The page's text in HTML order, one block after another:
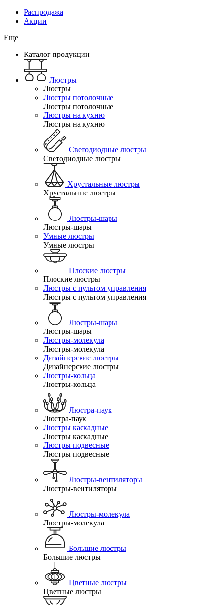
Распродажа
Акции
Еще
Каталог продукции
Люстры
Люстры
Люстры потолочные
Люстры потолочные
Люстры на кухню
Люстры на кухню
Светодиодные люстры
Светодиодные люстры
Хрустальные люстры
Хрустальные люстры
Люстры-шары
Люстры-шары
Умные люстры
Умные люстры
Плоские люстры
Плоские люстры
Люстры с пультом управления
Люстры с пультом управления
Люстры-шары
Люстры-шары
Люстры-молекула
Люстры-молекула
Дизайнерские люстры
Дизайнерские люстры
Люстры-кольца
Люстры-кольца
Люстра-паук
Люстра-паук
Люстры каскадные
Люстры каскадные
Люстры подвесные
Люстры подвесные
Люстры-вентиляторы
Люстры-вентиляторы
Люстры-молекула
Люстры-молекула
Большие люстры
Большие люстры
Цветные люстры
Цветные люстры